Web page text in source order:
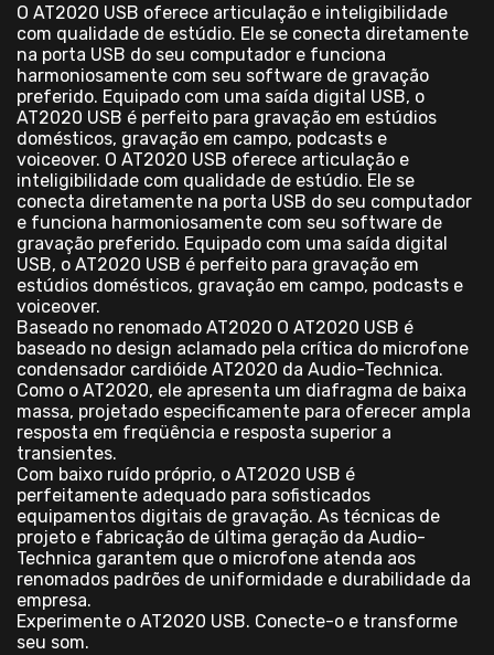
O AT2020 USB oferece articulação e inteligibilidade
com qualidade de estúdio. Ele se conecta diretamente
na porta USB do seu computador e funciona
harmoniosamente com seu software de gravação
preferido. Equipado com uma saída digital USB, o
AT2020 USB é perfeito para gravação em estúdios
domésticos, gravação em campo, podcasts e
voiceover. O AT2020 USB oferece articulação e
inteligibilidade com qualidade de estúdio. Ele se
conecta diretamente na porta USB do seu computador
e funciona harmoniosamente com seu software de
gravação preferido. Equipado com uma saída digital
USB, o AT2020 USB é perfeito para gravação em
estúdios domésticos, gravação em campo, podcasts e
voiceover.
Baseado no renomado AT2020 O AT2020 USB é
baseado no design aclamado pela crítica do microfone
condensador cardióide AT2020 da Audio-Technica.
Como o AT2020, ele apresenta um diafragma de baixa
massa, projetado especificamente para oferecer ampla
resposta em freqüência e resposta superior a
transientes.
Com baixo ruído próprio, o AT2020 USB é
perfeitamente adequado para sofisticados
equipamentos digitais de gravação. As técnicas de
projeto e fabricação de última geração da Audio-
Technica garantem que o microfone atenda aos
renomados padrões de uniformidade e durabilidade da
empresa.
Experimente o AT2020 USB. Conecte-o e transforme
seu som.